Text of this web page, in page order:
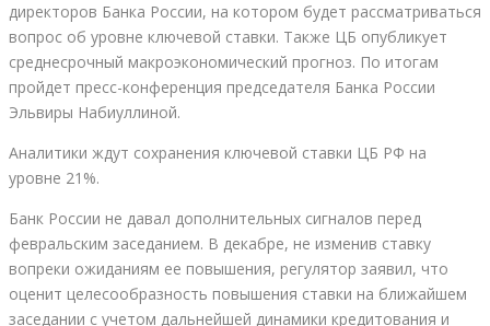
директоров Банка России, на котором будет рассматриваться
вопрос об уровне ключевой ставки. Также ЦБ опубликует
среднесрочный макроэкономический прогноз. По итогам
пройдет пресс-конференция председателя Банка России
Эльвиры Набиуллиной.
Аналитики ждут сохранения ключевой ставки ЦБ РФ на
уровне 21%.
Банк России не давал дополнительных сигналов перед
февральским заседанием. В декабре, не изменив ставку
вопреки ожиданиям ее повышения, регулятор заявил, что
оценит целесообразность повышения ставки на ближайшем
заседании с учетом дальнейшей динамики кредитования и